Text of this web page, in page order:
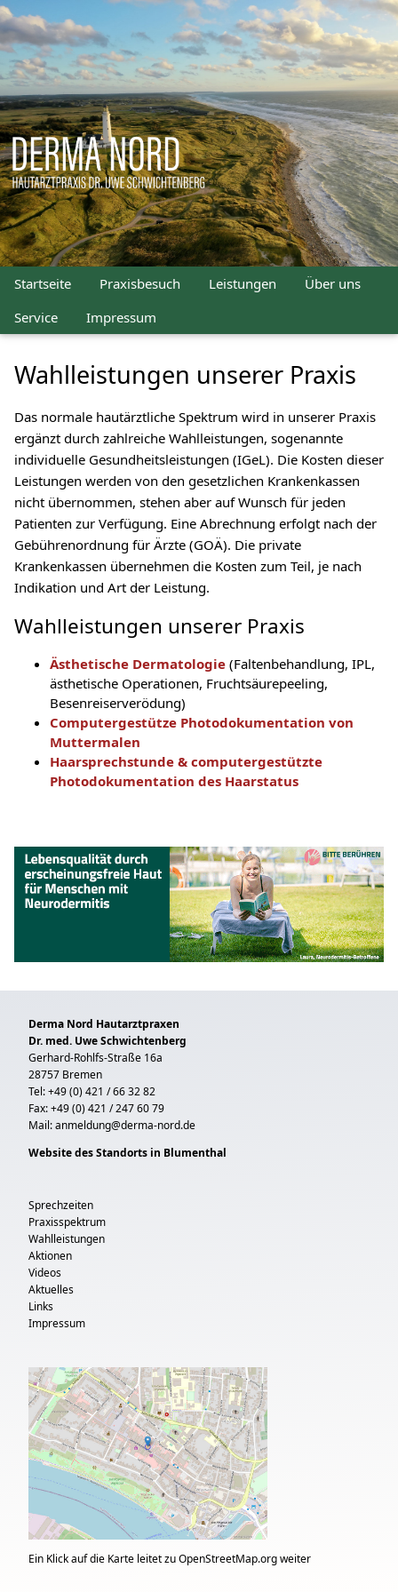
Startseite Praxisbesuch Leistungen
Über uns
Service
Impressum
Wahlleistungen unserer Praxis
Das normale hautärztliche Spektrum wird in unserer Praxis
ergänzt durch zahlreiche Wahlleistungen, sogenannte
individuelle Gesundheitsleistungen (IGeL). Die Kosten dieser
Leistungen werden von den gesetzlichen Krankenkassen
nicht übernommen, stehen aber auf Wunsch für jeden
Patienten zur Verfügung. Eine Abrechnung erfolgt nach der
Gebührenordnung für Ärzte (GOÄ). Die private
Krankenkassen übernehmen die Kosten zum Teil, je nach
Indikation und Art der Leistung.
Wahlleistungen unserer Praxis
Ästhetische Dermatologie (Faltenbehandlung, IPL,
ästhetische Operationen, Fruchtsäurepeeling,
Besenreiserverödung)
Computergestütze Photodokumentation von
Muttermalen
Haarsprechstunde & computergestützte
Photodokumentation des Haarstatus
Derma Nord Hautarztpraxen
Dr. med. Uwe Schwichtenberg
Gerhard-Rohlfs-Straße 16a
28757 Bremen
Tel: +49 (0) 421 / 66 32 82
Fax: +49 (0) 421 / 247 60 79
Mail:anmeldung@derma-nord.de
Website des Standorts in Blumenthal
Sprechzeiten
Praxisspektrum
Wahlleistungen
Aktionen
Videos
Aktuelles
Links
Impressum
Ein Klick auf die Karte leitet zu OpenStreetMap.org weiter